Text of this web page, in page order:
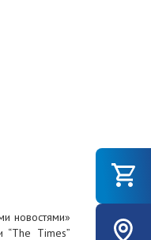
новостями»
“The Times”